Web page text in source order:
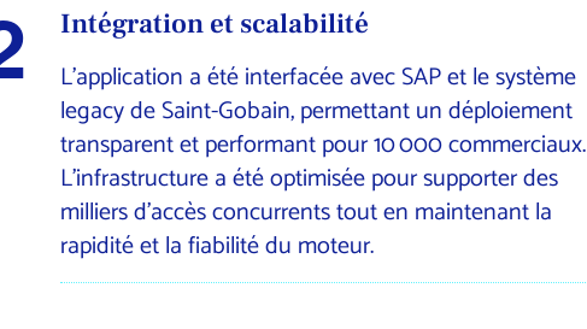
Intégration et scalabilité
L’application a été interfacée avec SAP et le système
legacy de Saint-Gobain, permettant un déploiement
transparent et performant pour 10 000 commerciaux.
L’infrastructure a été optimisée pour supporter des
milliers d’accès concurrents tout en maintenant la
rapidité et la fiabilité du moteur.